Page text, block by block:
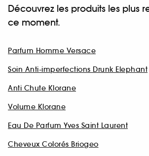
Découvrez les produits les plus
ce moment.
Parfum Homme Versace
Soin Anti-imperfections Drunk Elephant
Anti Chute Klorane
Volume Klorane
Eau De Parfum Yves Saint Laurent
Cheveux Colorés Briogeo